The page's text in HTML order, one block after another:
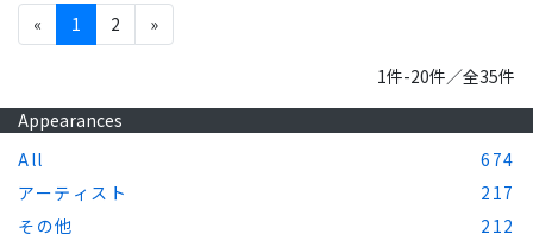
« 1 2 »
1件-20件／全35件
Appearances
All
674
アーティスト
217
その他
212